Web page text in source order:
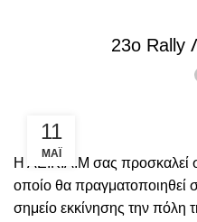
23ο Rally
11
ΜΆΙ
Η ΛΕ.Κ.Α.Μ σας προσκαλεί
οποίο θα πραγματοποιηθεί
σημείο εκκίνησης την πόλη